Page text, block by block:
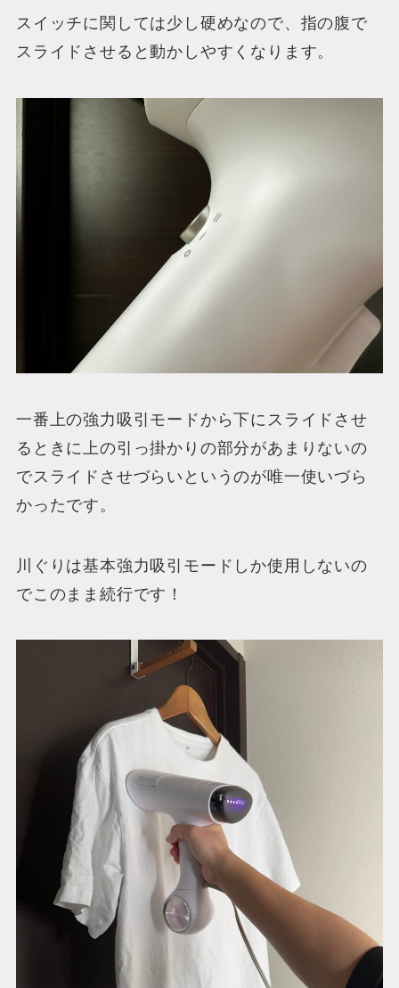
スイッチに関しては少し硬めなので、指の腹で
スライドさせると動かしやすくなります。
一番上の強力吸引モードから下にスライドさせ
るときに上の引っ掛かりの部分があまりないの
でスライドさせづらいというのが唯一使いづら
かったです。
川ぐりは基本強力吸引モードしか使用しないの
でこのまま続行です！